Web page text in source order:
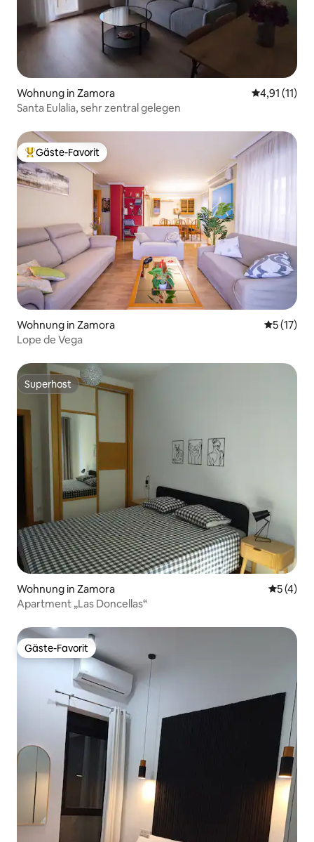
Wohnung in Zamora
4,91 (11)
Santa Eulalia, sehr zentral gelegen
Beliebter Gäste-Favorit.
Gäste-Favorit
Wohnung in Zamora
5 (17)
Lope de Vega
Superhost
Superhost
Wohnung in Zamora
5 (4)
Apartment „Las Doncellas“
Gäste-Favorit
Gäste-Favorit